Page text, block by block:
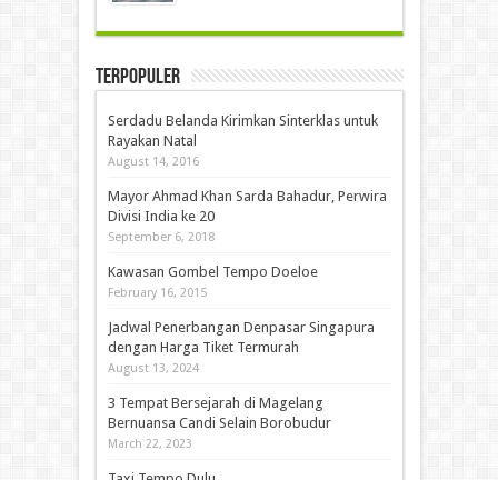
Terpopuler
Serdadu Belanda Kirimkan Sinterklas untuk
Rayakan Natal
August 14, 2016
Mayor Ahmad Khan Sarda Bahadur, Perwira
Divisi India ke 20
September 6, 2018
Kawasan Gombel Tempo Doeloe
February 16, 2015
Jadwal Penerbangan Denpasar Singapura
dengan Harga Tiket Termurah
August 13, 2024
3 Tempat Bersejarah di Magelang
Bernuansa Candi Selain Borobudur
March 22, 2023